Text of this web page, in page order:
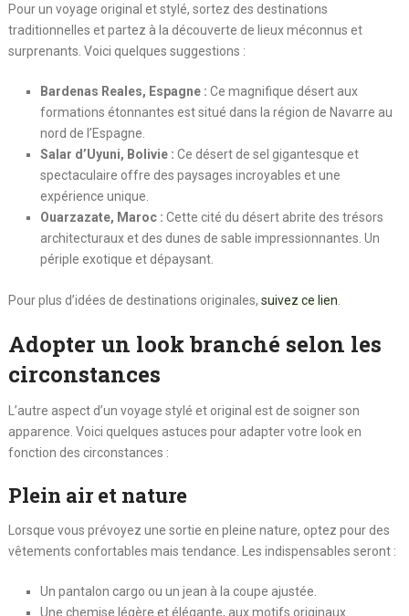
Pour un voyage original et stylé, sortez des destinations
traditionnelles et partez à la découverte de lieux méconnus et
surprenants. Voici quelques suggestions :
Bardenas Reales, Espagne : Ce magnifique désert aux
formations étonnantes est situé dans la région de Navarre au
nord de l’Espagne.
Salar d’Uyuni, Bolivie : Ce désert de sel gigantesque et
spectaculaire offre des paysages incroyables et une
expérience unique.
Ouarzazate, Maroc : Cette cité du désert abrite des trésors
architecturaux et des dunes de sable impressionnantes. Un
périple exotique et dépaysant.
Pour plus d’idées de destinations originales, suivez ce lien
Adopter un look branché selon les
circonstances
L’autre aspect d’un voyage stylé et original est de soigner son
apparence. Voici quelques astuces pour adapter votre look en
fonction des circonstances :
Plein air et nature
Lorsque vous prévoyez une sortie en pleine nature, optez pour des
vêtements confortables mais tendance. Les indispensables seront :
Un pantalon cargo ou un jean à la coupe ajustée.
Une chemise légère et élégante, aux motifs originaux.